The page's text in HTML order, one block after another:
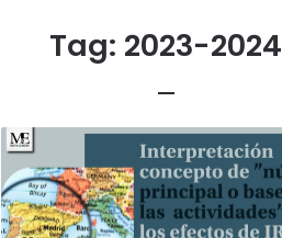
Tag: 2023-2024